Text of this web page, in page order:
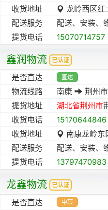
收货地址
龙岭西区红
配送服务
配送、安装、
提货电话
15070714757
鑫润物流 已认证
是否直达 直达
物流线路 南康
荆州市
提货地址
湖北省荆州市
收货电话
15170644846
收货地址
南康龙岭东
配送服务
配送、安装、
提货电话
13797470983
龙鑫物流 已认证
是否直达 中转